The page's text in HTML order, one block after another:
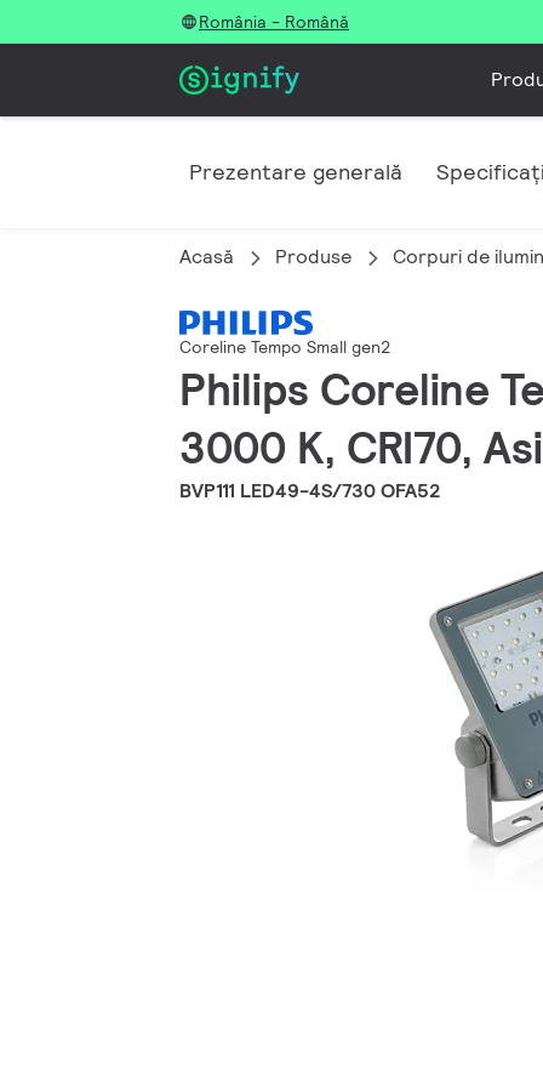
România - Română
Prezentare generală
Acasă Produse Corpuri de
Coreline Tempo Small gen2
Philips Coreline
3000 K, CRI70,
BVP111 LED49-4S/730 OFA52